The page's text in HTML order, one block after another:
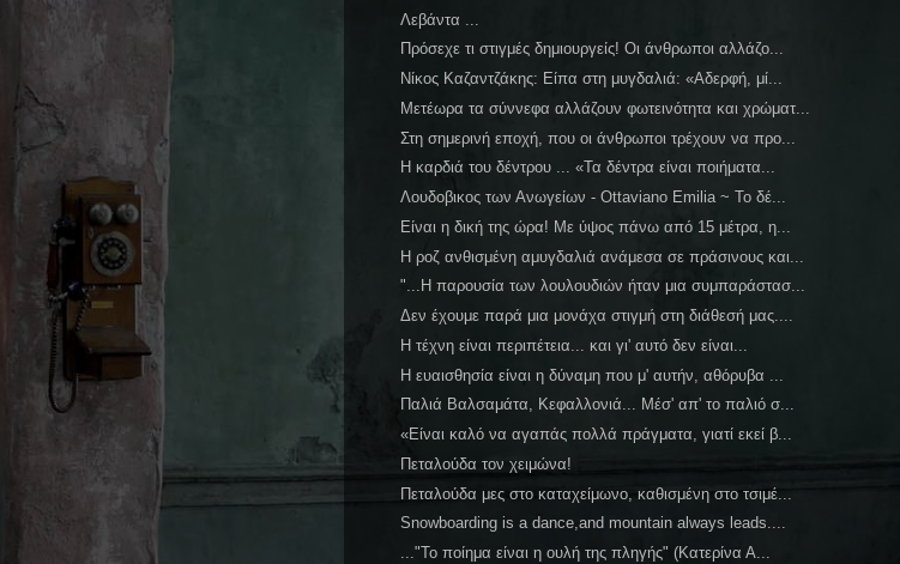
Λεβάντα ...
Πρόσεχε τι στιγμές δημιουργείς! Οι άνθρωποι αλλάζο...
Νίκος Καζαντζάκης: Είπα στη μυγδαλιά: «Αδερφή, μί...
Μετέωρα τα σύννεφα αλλάζουν φωτεινότητα και χρώματ...
Στη σημερινή εποχή, που οι άνθρωποι τρέχουν να προ...
Η καρδιά του δέντρου ... «Τα δέντρα είναι ποιήματα...
Λουδοβικος των Ανωγείων - Ottaviano Emilia ~ Το δέ...
Είναι η δική της ώρα! Με ύψος πάνω από 15 μέτρα, η...
Η ροζ ανθισμένη αμυγδαλιά ανάμεσα σε πράσινους και...
"...Η παρουσία των λουλουδιών ήταν μια συμπαράστασ...
Δεν έχουμε παρά μια μονάχα στιγμή στη διάθεσή μας....
Η τέχνη είναι περιπέτεια... και γι' αυτό δεν είναι...
Η ευαισθησία είναι η δύναμη που μ' αυτήν, αθόρυβα ...
Παλιά Βαλσαμάτα, Κεφαλλονιά... Μέσ' απ' το παλιό σ...
«Είναι καλό να αγαπάς πολλά πράγματα, γιατί εκεί β...
Πεταλούδα τον χειμώνα!
Πεταλούδα μες στο καταχείμωνο, καθισμένη στο τσιμέ...
Snowboarding is a dance,and mountain always leads....
..."Το ποίημα είναι η ουλή της πληγής" (Κατερίνα Α...